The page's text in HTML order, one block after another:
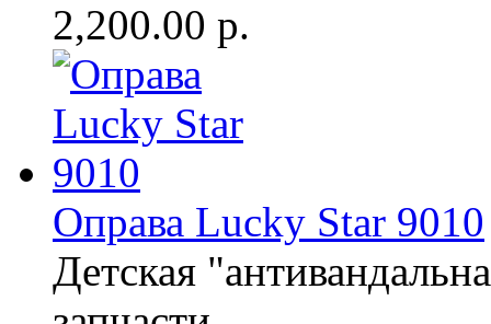
2,200.00 р.
Оправа Lucky Star 9010
Детская